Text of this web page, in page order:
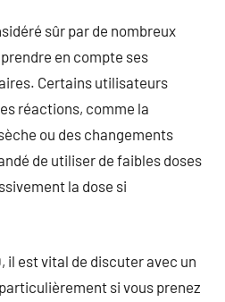
sûr par de nombreux
en compte ses
Certains utilisateurs
réactions, comme la
ou des changements
de utiliser de faibles doses
la dose si
il est vital de discuter avec un
si vous prenez